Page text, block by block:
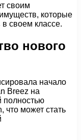
своим
которые
своем классе.
нового
начало
Breez на
полностью
что может стать